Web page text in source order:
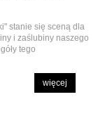
stanie się sceną dla
i zaślubiny naszego
tego
więcej